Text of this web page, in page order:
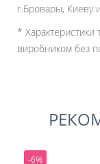
г.Бровары, Киеву
* Характеристики
виробником без
-6%